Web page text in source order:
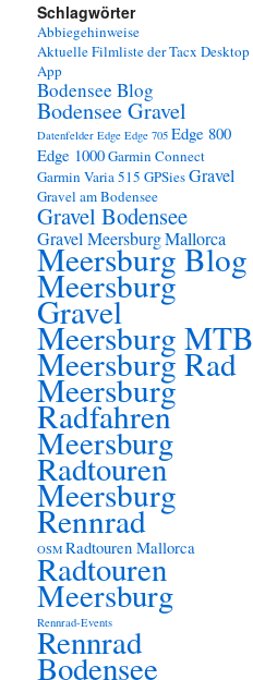
Schlagwörter
Abbiegehinweise
Aktuelle Filmliste der Tacx Desktop
App
Bodensee Blog
Bodensee Gravel
Datenfelder Edge Edge 705 Edge 800
Edge 1000Garmin Connect
Garmin Varia 515 GPSiesGravel
Gravel am Bodensee
Gravel Bodensee
Gravel MeersburgMallorca
Meersburg Blog
Meersburg
Gravel
Meersburg MTB
Meersburg Rad
Meersburg
Radfahren
Meersburg
Radtouren
Meersburg
Rennrad
OSM Radtouren Mallorca
Radtouren
Meersburg
Rennrad-Events
Rennrad
Bodensee